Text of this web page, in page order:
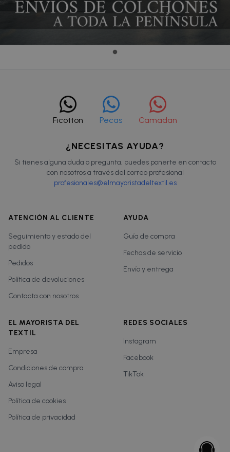
Ficotton Pecas Camadan
¿NECESITAS AYUDA?
Si tienes alguna duda o pregunta, puedes ponerte en contacto
con nosotros a través del correo profesional
profesionales@elmayoristadeltextil.es
ATENCIÓN AL CLIENTE
Seguimiento y estado del
pedido
Pedidos
Política de devoluciones
Contacta con nosotros
AYUDA
Guía de compra
Fechas de servicio
Envío y entrega
EL MAYORISTA DEL
TEXTIL
Empresa
Condiciones de compra
Aviso legal
Política de cookies
Política de privacidad
REDES SOCIALES
Instagram
Facebook
TikTok